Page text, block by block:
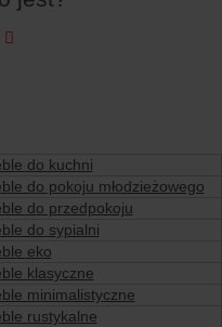
do kuchni
do pokoju młodzieżowego
do przedpokoju
do sypialni
eko
klasyczne
minimalistyczne
rustykalne